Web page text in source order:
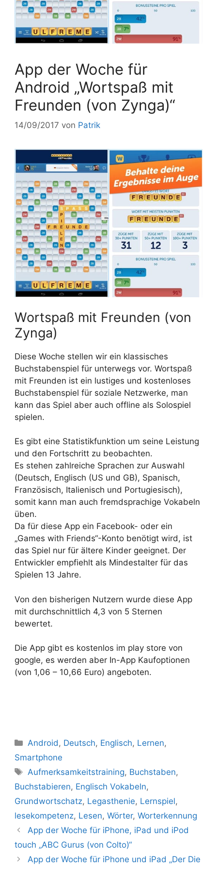
App der Woche für
Android „Wortspaß mit
Freunden (von Zynga)“
14/09/2017 von Patrik
Wortspaß mit Freunden (von
Zynga)
Diese Woche stellen wir ein klassisches
Buchstabenspiel für unterwegs vor. Wortspaß
mit Freunden ist ein lustiges und kostenloses
Buchstabenspiel für soziale Netzwerke, man
kann das Spiel aber auch offline als Solospiel
spielen.
Es gibt eine Statistikfunktion um seine Leistung
und den Fortschritt zu beobachten.
Es stehen zahlreiche Sprachen zur Auswahl
(Deutsch, Englisch (US und GB), Spanisch,
Französisch, Italienisch und Portugiesisch),
somit kann man auch fremdsprachige Vokabeln
üben.
Da für diese App ein Facebook- oder ein
„Games with Friends“-Konto benötigt wird, ist
das Spiel nur für ältere Kinder geeignet. Der
Entwickler empfiehlt als Mindestalter für das
Spielen 13 Jahre.
Von den bisherigen Nutzern wurde diese App
mit durchschnittlich 4,3 von 5 Sternen
bewertet.
Die App gibt es kostenlos im play store von
google, es werden aber In-App Kaufoptionen
(von 1,06 – 10,66 Euro) angeboten.
Kategorien
Android, Deutsch, Englisch, Lernen,
Smartphone
Schlagwörter
Aufmerksamkeitstraining, Buchstaben,
Buchstabieren, Englisch Vokabeln,
Grundwortschatz, Legasthenie, Lernspiel,
lesekompetenz, Lesen, Wörter, Worterkennung
App der Woche für iPhone, iPad und iPod
touch „ABC Gurus (von Colto)“
App der Woche für iPhone und iPad „Der Die